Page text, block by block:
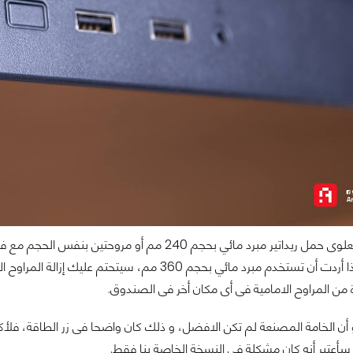
يستطيع الجزء العلوى حمل ريداتير مبرد مائي
للصندوق، أما إذا أردت أن تستخدم مبرد مائي بحجم
من المراوح الامامية فى أى مكان أخر فى الصندوق.
أن الخامة المصنعة لم تكن الافضل، و ذلك كان واضحا فى زر الطاقة،
سأعتبر أنه كان مشكلة فى النسخة الخاصة بنا فقط.